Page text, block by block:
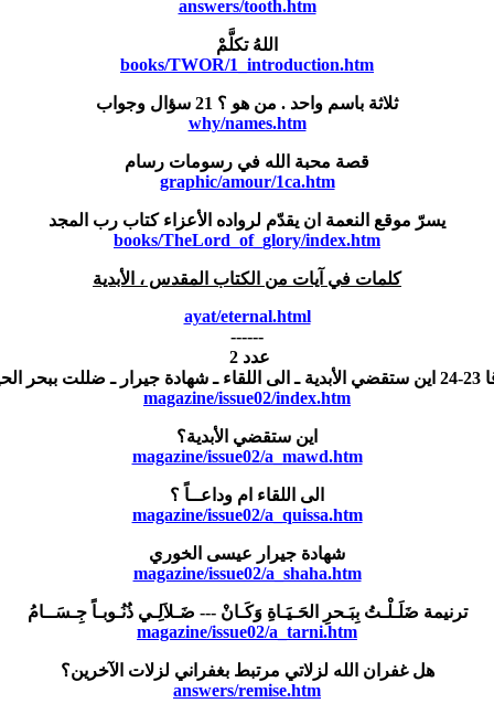
answers/tooth.htm
اللهُ تكلَّمْ
books/TWOR/1_introduction.htm
ثلاثة باسم واحد . من هو ؟ 21 سؤال وجواب
why/names.htm
قصة محبة الله في رسومات رسام
graphic/amour/1ca.htm
يسرّ موقع النعمة ان يقدّم لرواده الأعزاء كتاب رب المجد
books/TheLord_of_glory/index.htm
كلمات في آيات من الكتاب المقدس ، الأبدية
ayat/eternal.html
------
عدد 2
ـ الى اللقاء ـ
شهادةجيرار ـ ضللت ببحر
magazine/issue02/index.htm
اين ستقضي الأبدية؟
magazine/issue02/a_mawd.htm
الى اللقاء ام وداعــاً ؟
magazine/issue02/a_quissa.htm
شهادة جيرار عيسى الخوري
magazine/issue02/a_shaha.htm
ترنيمة ضَلَـلْـتُ بِبَـحرِ الحَـيَـاةِ وَكَـانْ --- ضَـلاَلِـي ذُنُـوبـاً جِـسَــامُ
magazine/issue02/a_tarni.htm
هل غفران الله لزلاتي مرتبط بغفراني لزلات الآخرين؟
answers/remise.htm